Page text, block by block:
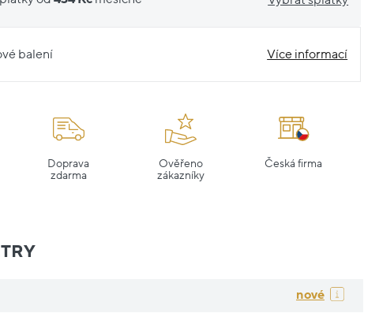
balení Více informací
Doprava
zdarma
Ověřeno
zákazníky
Česká firma
nové